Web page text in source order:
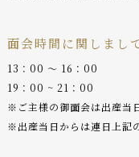
面会時間に関しまし
13：00 〜 16：00
19：00 ~ 21：00
※ご主様の御面会は出産当
※出産当日からは連日上記